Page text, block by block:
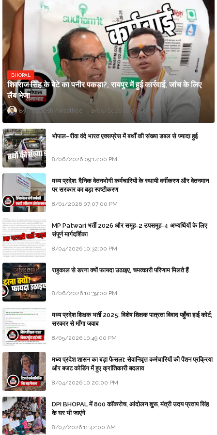
BHOPAL
शिवराज सिंह के बेटे का पनीर पकड़ा?, रायपुर में हुई कार्रवाई, जांच के लिए
लैब भेजा
Updesh Awasthee 8/06/2026 10:09:00 PM
भोपाल–रीवा वंदे भारत एक्सप्रेस में बर्थों की संख्या डबल से ज्यादा हुई
8/06/2026 09:14:00 PM
मध्य प्रदेश: दैनिक वेतनभोगी कर्मचारियों के स्थायी वर्गीकरण और वेतनमान
पर सरकार का बड़ा स्पष्टीकरण
8/01/2026 07:07:00 PM
MP Patwari भर्ती 2026 और समूह-2 उपसमूह-4 अभ्यर्थियों के लिए
संपूर्ण मार्गदर्शिका
8/04/2026 10:32:00 PM
राहुकाल से डरना क्यों फायदा उठाइए, चमत्कारी परिणाम मिलते हैं
8/06/2026 10:39:00 PM
मध्य प्रदेश शिक्षक भर्ती 2025: विशेष शिक्षक पात्रता विवाद पहुँचा हाई कोर्ट;
सरकार से माँगा जवाब
8/05/2026 10:49:00 PM
मध्य प्रदेश शासन का बड़ा फैसला: सेवानिवृत्त कर्मचारियों की पेंशन प्रक्रिया
और बजट कोडिंग में हुए क्रांतिकारी बदलाव
8/04/2026 10:20:00 PM
DPI BHOPAL में 800 कॉकरोच, आंदोलन शुरू, मंत्री उदय प्रताप सिंह
के घर भी जाएंगे
8/07/2026 11:42:00 AM